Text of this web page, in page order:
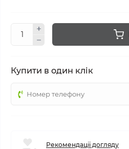
Купити в один клік
Рекомендації догляду